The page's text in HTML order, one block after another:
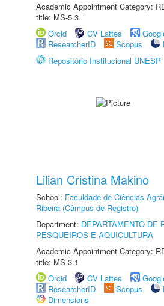
Academic Appointment Category:
title: MS-5.3
Orcid
CV Lattes
ResearcherID
Scopus
Repositório Institucional UNESP
Lilian Cristina Makino
School: Faculdade de Ciências
Ribeira (Câmpus de Registro)
Department: DEPARTAMENTO DE
PESQUEIROS E AQUICULTURA
Academic Appointment Category:
title: MS-3.1
Orcid
CV Lattes
ResearcherID
Scopus
Dimensions